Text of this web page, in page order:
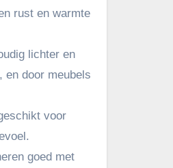
rust en warmte
lichter en
en door meubels
voor
goed met